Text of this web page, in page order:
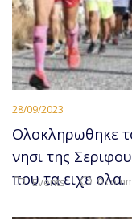
28/09/2023
Ολοκληρωθηκε
νησι της
που τα ειχε ολα.
Events 0